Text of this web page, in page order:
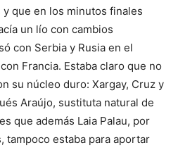
que en los minutos finales
un lío con cambios
con Serbia y Rusia en el
Francia. Estaba claro que no
su núcleo duro: Xargay, Cruz y
Araújo, sustituta natural de
que además Laia Palau, por
tampoco estaba para aportar